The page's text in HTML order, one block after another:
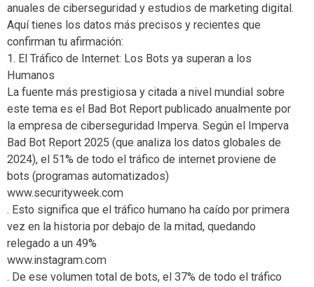
anuales de ciberseguridad y estudios de marketing digital.
Aquí tienes los datos más precisos y recientes que
confirman tu afirmación:
1. El Tráfico de Internet: Los Bots ya superan a los
Humanos
La fuente más prestigiosa y citada a nivel mundial sobre
este tema es el Bad Bot Report publicado anualmente por
la empresa de ciberseguridad Imperva. Según el Imperva
Bad Bot Report 2025 (que analiza los datos globales de
2024), el 51% de todo el tráfico de internet proviene de
bots (programas automatizados)
www.securityweek.com
. Esto significa que el tráfico humano ha caído por primera
vez en la historia por debajo de la mitad, quedando
relegado a un 49%
www.instagram.com
. De ese volumen total de bots, el 37% de todo el tráfico